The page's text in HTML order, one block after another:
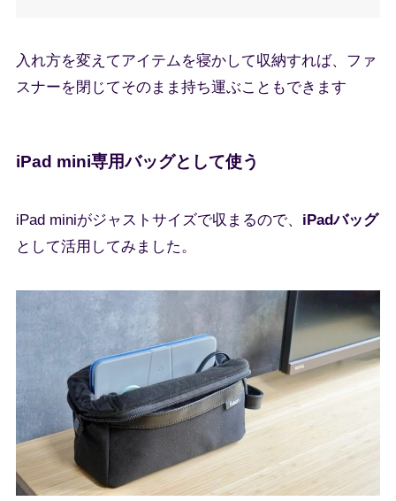
入れ方を変えてアイテムを寝かして収納すれば、ファ
スナーを閉じてそのまま持ち運ぶこともできます
iPad mini専用バッグとして使う
iPad miniがジャストサイズで収まるので、 iPadバッグ
として活用してみました。